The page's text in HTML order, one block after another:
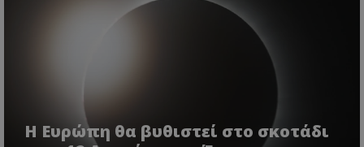
Η Ευρώπη θα βυθιστεί στο σκοτάδι